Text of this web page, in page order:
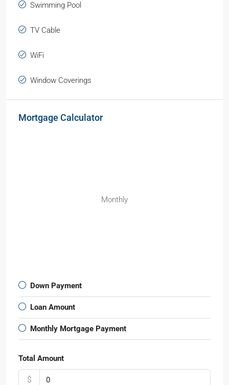
Swimming Pool
TV Cable
WiFi
Window Coverings
Mortgage Calculator
Monthly
Down Payment
Loan Amount
Monthly Mortgage Payment
Total Amount
$